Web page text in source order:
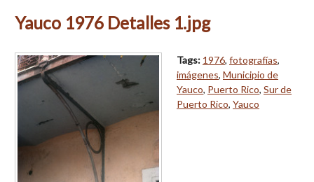
Yauco 1976 Detalles 1.jpg
Tags: 1976, fotografías,
imágenes, Municipio de
Yauco, Puerto Rico, Sur de
Puerto Rico, Yauco